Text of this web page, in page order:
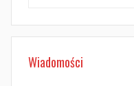
Wiadomości